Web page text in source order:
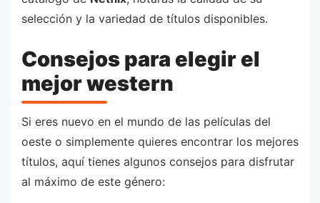
selección y la variedad de títulos disponibles.
Consejos para elegir el
mejor western
Si eres nuevo en el mundo de las películas del
oeste o simplemente quieres encontrar los mejores
títulos, aquí tienes algunos consejos para disfrutar
al máximo de este género: